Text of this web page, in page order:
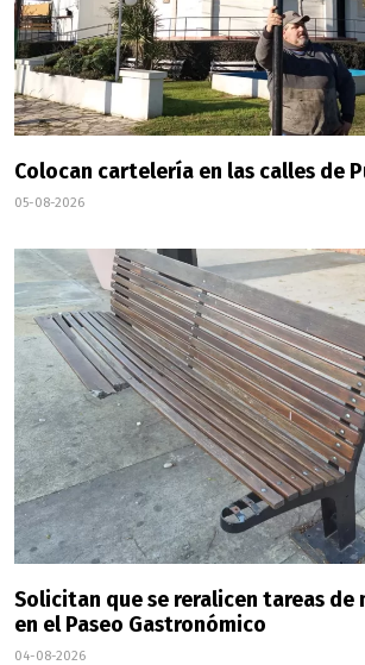
Colocan cartelería en las calles de
05-08-2026
Solicitan que se reralicen tareas
en el Paseo Gastronómico
04-08-2026